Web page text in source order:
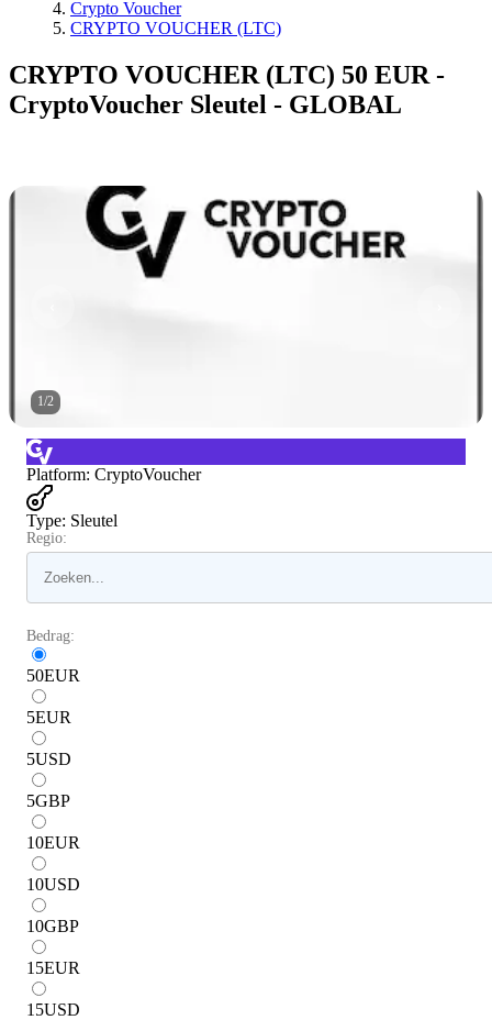
Crypto Voucher
CRYPTO VOUCHER (LTC)
CRYPTO VOUCHER (LTC) 50 EUR -
CryptoVoucher Sleutel - GLOBAL
1/2
Platform: CryptoVoucher
Type: Sleutel
Regio:
Bedrag:
50EUR
5EUR
5USD
5GBP
10EUR
10USD
10GBP
15EUR
15USD